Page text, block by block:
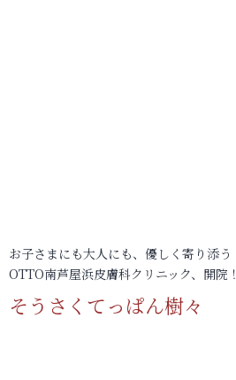
お子さまにも大人にも、優しく寄り添う
OTTO南芦屋浜皮膚科クリニック、開院！
そうさくてっぱん樹々